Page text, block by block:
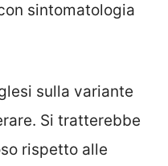
sintomatologia
sulla variante
Si tratterebbe
rispetto alle